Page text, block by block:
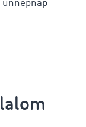
ünnepnap